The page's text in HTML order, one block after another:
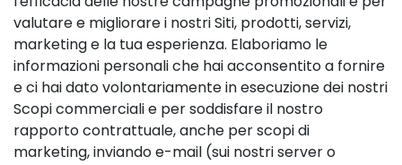
valutare e migliorare i nostri Siti, prodotti, servizi,
marketing e la tua esperienza. Elaboriamo le
informazioni personali che hai acconsentito a fornire
e ci hai dato volontariamente in esecuzione dei nostri
Scopi commerciali e per soddisfare il nostro
rapporto contrattuale, anche per scopi di
marketing, inviando e-mail (sui nostri server o